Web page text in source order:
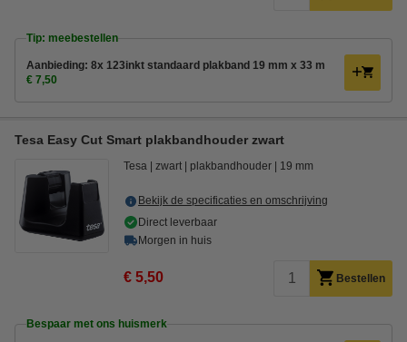
Tip: meebestellen
Aanbieding: 8x 123inkt standaard plakband 19 mm x 33 m
€ 7,50
Tesa Easy Cut Smart plakbandhouder zwart
Tesa zwart plakbandhouder 19 mm
Bekijk de specificaties en omschrijving
Direct leverbaar
Morgen in huis
€ 5,50 Bestellen
Bespaar met ons huismerk